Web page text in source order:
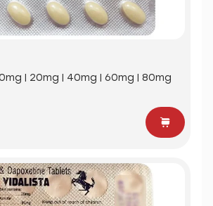
| 20mg | 40mg | 60mg | 80mg